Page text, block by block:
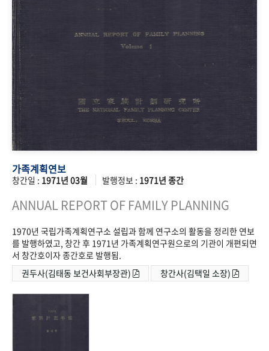
가족계획연보
창간일 : 1971년 03월 발행정보 : 1971년 종간
ANNUAL REPORT OF FAMILY PLANNING
1970년 국립가족계획연구소 설립과 함께 연구소의 활동을 정리한 연보
를 발행하였고, 창간 후 1971년 가족계획연구원으로의 기관이 개편되면
서 창간호이자 종간호로 발행됨.
권두사(김태동 보건사회부장관)
창간사(김택일 소장)